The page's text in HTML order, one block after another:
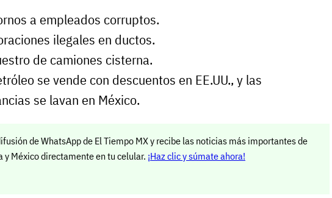
a empleados corruptos.
ilegales en ductos.
de camiones cisterna.
se vende con descuentos en EE.UU., y las
se lavan en México.
de WhatsApp de El Tiempo MX y recibe las noticias más importantes de
y México directamente en tu celular. ¡Haz clic y súmate ahora!